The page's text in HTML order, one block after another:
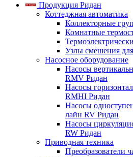
Продукция Ридан
Коттеджная автоматика
Коллекторные
Комнатные
Узлы смешения
Насосное оборудование
Насосы
RMV Ридан
Насосы
RMHI Ридан
Насосы
лайн RV Ридан
Насосы
RW Ридан
Приводная техника
Преобразователи